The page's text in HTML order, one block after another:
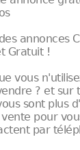
annonces
Gratuit !
vous
? et sur
sont plus
pour
par